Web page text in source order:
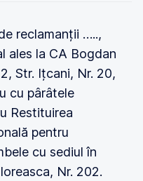
reclamanții …..,
ales la CA Bogdan
Str. Ițcani, Nr. 20,
cu pârâtele
Restituirea
pentru
cu sediul în
Nr. 202.